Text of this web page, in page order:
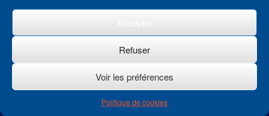
Refuser
Voir les préférences
Politique de cookies
Theme bySiteOrigin